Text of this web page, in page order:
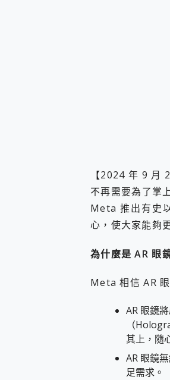
【2024 年 9 月
不再需要為了掌
Meta 推出有史
心，使大家能夠
為什麼是 AR 眼
Meta 相信 AR
AR 眼鏡
（
其上，隨
AR 眼鏡
足需求。